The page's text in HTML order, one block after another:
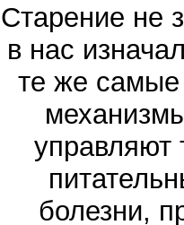
Старение не
в нас
те же самые
болезни,